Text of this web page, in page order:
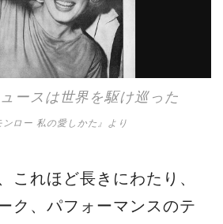
ースは世界を駆け巡った
ロー 私の愛しかた』より
これほど長きにわたり、
ク、パフォーマンスのテ